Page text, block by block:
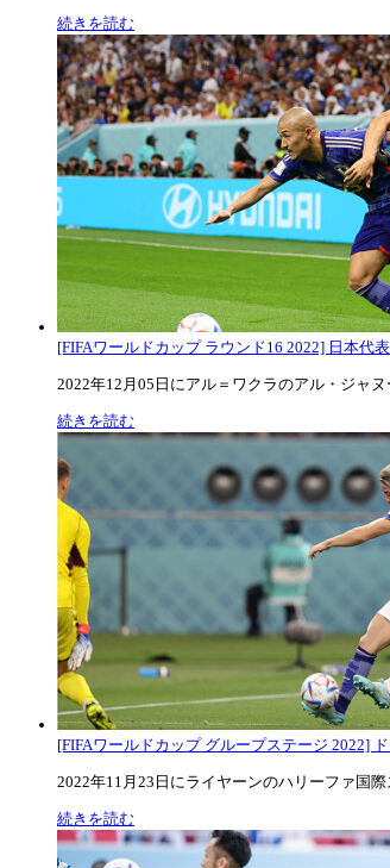
続きを読む
[FIFAワールドカップ ラウンド16 2022] 日本代
2022年12月05日にアル＝ワクラのアル・ジャ
続きを読む
[FIFAワールドカップ グループステージ 2022]
2022年11月23日にライヤーンのハリーファ国
続きを読む